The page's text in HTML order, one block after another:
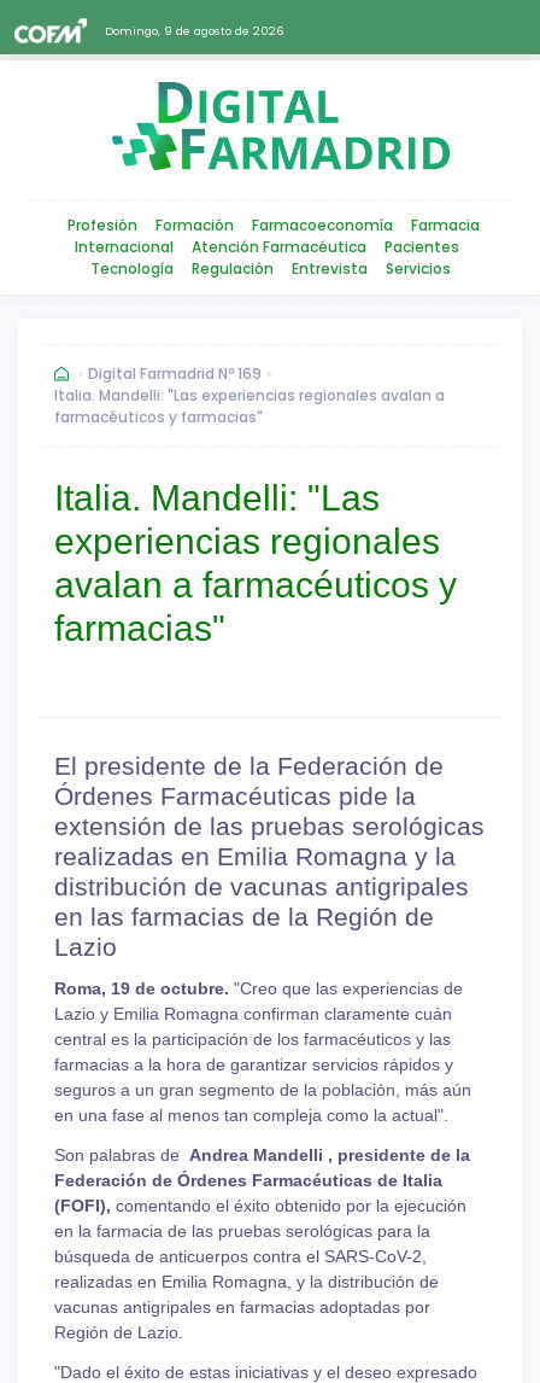
Domingo, 9 de agosto de 2026
Profesión Formación Farmacoeconomía
Farmacia
Internacional
Atención Farmacéutica
Pacientes
Tecnología
Regulación Entrevista Servicios
Digital Farmadrid Nº 169
Italia. Mandelli: "Las experiencias regionales avalan a
farmacéuticos y farmacias"
Italia. Mandelli: "Las
experiencias regionales
avalan a farmacéuticos y
farmacias"
El presidente de la Federación de
Órdenes Farmacéuticas pide la
extensión de las pruebas serológicas
realizadas en Emilia Romagna y la
distribución de vacunas antigripales
en las farmacias de la Región de
Lazio
Roma, 19 de octubre. "Creo que las experiencias de
Lazio y Emilia Romagna confirman claramente cuán
central es la participación de los farmacéuticos y las
farmacias a la hora de garantizar servicios rápidos y
seguros a un gran segmento de la población, más aún
en una fase al menos tan compleja como la actual".
Son palabras de Andrea Mandelli , presidente de la
Federación de Órdenes Farmacéuticas de Italia
(FOFI), comentando el éxito obtenido por la ejecución
en la farmacia de las pruebas serológicas para la
búsqueda de anticuerpos contra el SARS-CoV-2,
realizadas en Emilia Romagna, y la distribución de
vacunas antigripales en farmacias adoptadas por
Región de Lazio.
"Dado el éxito de estas iniciativas y el deseo expresado